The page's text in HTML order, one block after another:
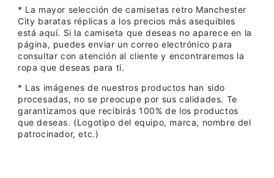
* La mayor selección de camisetas retro Manchester
City baratas réplicas a los precios más asequibles
está aquí. Si la camiseta que deseas no aparece en la
página, puedes enviar un correo electrónico para
consultar con atención al cliente y encontraremos la
ropa que deseas para ti.
* Las imágenes de nuestros productos han sido
procesadas, no se preocupe por sus calidades. Te
garantizamos que recibirás 100% de los productos
que deseas. (Logotipo del equipo, marca, nombre del
patrocinador, etc.)